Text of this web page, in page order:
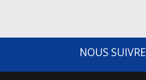
NOUS SUIVRE